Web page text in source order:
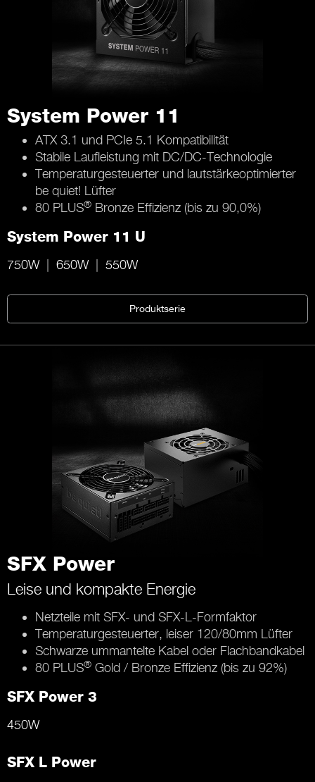
System Power 11
ATX 3.1 und PCIe 5.1 Kompatibilität
Stabile Laufleistung mit DC/DC-Technologie
Temperaturgesteuerter und lautstärkeoptimierter
be quiet! Lüfter
80 PLUS® Bronze Effizienz (bis zu 90,0%)
System Power 11 U
750W 650W 550W
Produktserie
SFX Power
Leise und kompakte Energie
Netzteile mit SFX- und SFX-L-Formfaktor
Temperaturgesteuerter, leiser 120/80mm Lüfter
Schwarze ummantelte Kabel oder Flachbandkabel
80 PLUS® Gold / Bronze Effizienz (bis zu 92%)
SFX Power 3
450W
SFX L Power